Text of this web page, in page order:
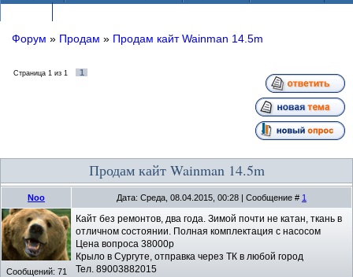
Форум » Продам » Продам кайт Wainman 14.5m
Страница 1 из 1 1
Продам кайт Wainman 14.5m
Noo Дата: Среда, 08.04.2015, 00:28 | Сообщение # 1
Сообщений: 71
Кайт без ремонтов, два года. Зимой почти не катан, ткань в
отличном состоянии. Полная комплектация с насосом
Цена вопроса 38000р
Крыло в Сургуте, отправка через ТК в любой город
Тел. 89003882015